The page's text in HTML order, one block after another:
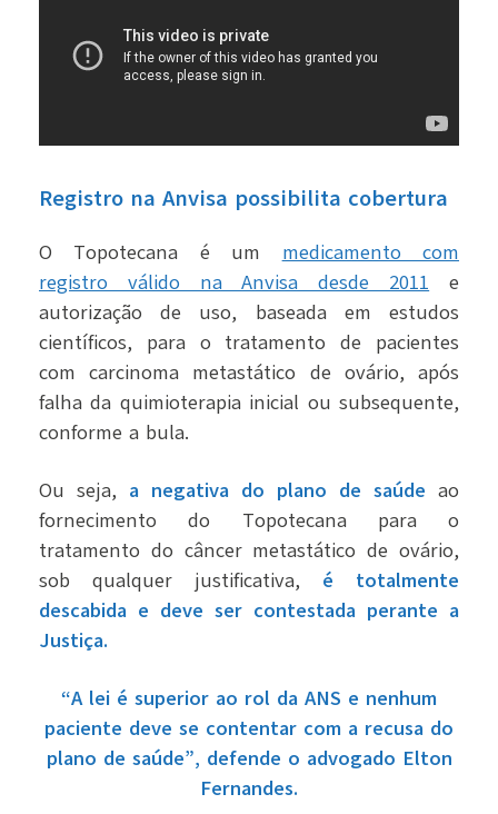
Registro na Anvisa possibilita cobertura
O Topotecana é um medicamento com
registro válido na Anvisa desde 2011 e
autorização de uso, baseada em estudos
científicos, para o tratamento de pacientes
com carcinoma metastático de ovário, após
falha da quimioterapia inicial ou subsequente,
conforme a bula.
Ou seja, a negativa do plano de saúde ao
fornecimento do Topotecana para o
tratamento do câncer metastático de ovário,
sob qualquer justificativa, é totalmente
descabida e deve ser contestada perante a
Justiça.
“A lei é superior ao rol da ANS e nenhum
paciente deve se contentar com a recusa do
plano de saúde”, defende o advogado Elton
Fernandes.